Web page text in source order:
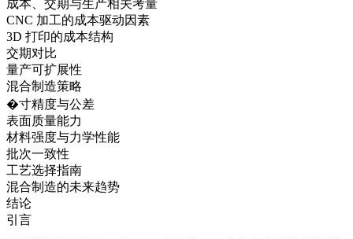
成本、交期与生产相关考量
CNC 加工的成本驱动因素
3D 打印的成本结构
交期对比
量产可扩展性
混合制造策略
�寸精度与公差
表面质量能力
材料强度与力学性能
批次一致性
工艺选择指南
混合制造的未来趋势
结论
引言